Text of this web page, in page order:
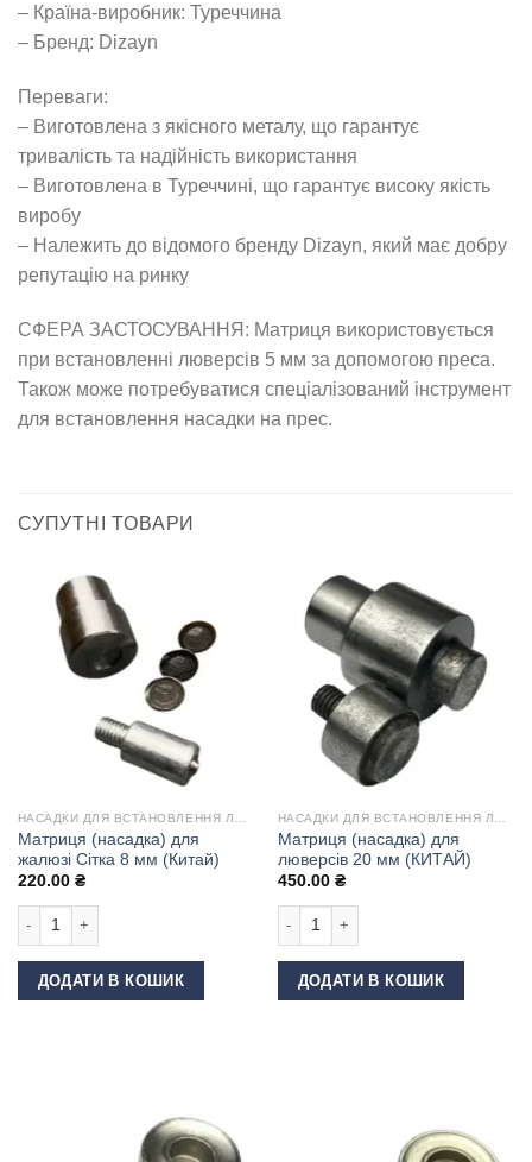
– Країна-виробник: Туреччина
– Бренд: Dizayn
Переваги:
– Виготовлена з якісного металу, що гарантує
тривалість та надійність використання
– Виготовлена в Туреччині, що гарантує високу якість
виробу
– Належить до відомого бренду Dizayn, який має добру
репутацію на ринку
СФЕРА ЗАСТОСУВАННЯ: Матриця використовується
при встановленні люверсів 5 мм за допомогою преса.
Також може потребуватися спеціалізований інструмент
для встановлення насадки на прес.
СУПУТНІ ТОВАРИ
НАСАДКИ ДЛЯ ВСТАНОВЛЕННЯ ЛЮВЕРСІВ
Матриця (насадка) для
жалюзі Сітка 8 мм (Китай)
220.00 ₴
Матриця (насадка) для жалюзі Сітка 8 мм (Китай) кількість
ДОДАТИ В КОШИК
НАСАДКИ ДЛЯ ВСТАНОВЛЕННЯ ЛЮВЕРСІВ
Матриця (насадка) для
люверсів 20 мм (КИТАЙ)
450.00 ₴
Матриця (насадка) для люверсів
ДОДАТИ В КОШИК